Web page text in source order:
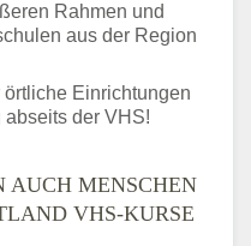
Rahmen und
aus der Region
örtliche Einrichtungen
der VHS!
AUCH MENSCHEN
VHS-KURSE